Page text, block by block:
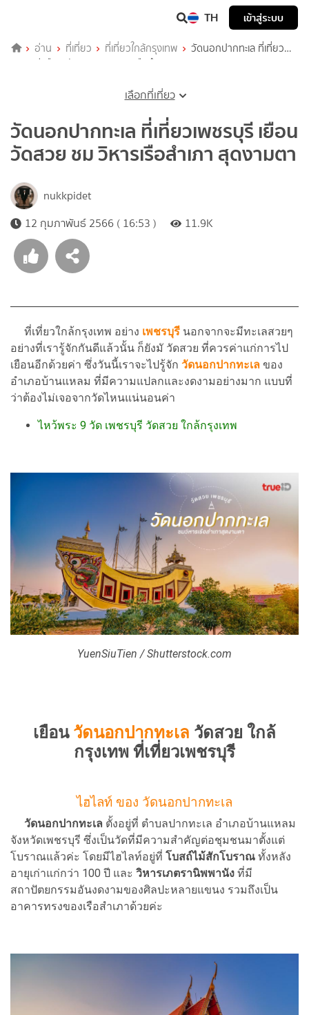
TH เข้าสู่ระบบ
อ่าน ที่เที่ยว ที่เที่ยวใกล้กรุงเทพ
วัดนอกปากทะเล ที่เที่ยว
เพชรบุรี เยือน วัดสวย ชม วิหารเรือสำเภา สุดงามตา
เลือกที่เที่ยว
วัดนอกปากทะเล ที่เที่ยวเพชรบุรี เยือน
วัดสวย ชม วิหารเรือสำเภา สุดงามตา
nukkpidet
12 กุมภาพันธ์ 2566 ( 16:53 )
11.9K
ที่เที่ยวใกล้กรุงเทพ อย่าง เพชรบุรี นอกจากจะมีทะเลสวยๆ
อย่างที่เรารู้จักกันดีแล้วนั้น ก็ยังมั วัดสวย ที่ควรค่าแก่การไป
เยือนอีกด้วยค่า ซึ่งวันนี้เราจะไปรู้จัก วัดนอกปากทะเล ของ
อำเภอบ้านแหลม ที่มีความแปลกและงดงามอย่างมาก แบบที่
ว่าต้องไม่เจอจากวัดไหนแน่นอนค่า
ไหว้พระ 9 วัด เพชรบุรี วัดสวย ใกล้กรุงเทพ
YuenSiuTien / Shutterstock.com
เยือน วัดนอกปากทะเล วัดสวย ใกล้
กรุงเทพ ที่เที่ยวเพชรบุรี
ไฮไลท์ ของ วัดนอกปากทะเล
วัดนอกปากทะเล ตั้งอยู่ที่ ตำบลปากทะเล อำเภอบ้านแหลม
จังหวัดเพชรบุรี ซึ่งเป็นวัดที่มีความสำคัญต่อชุมชนมาตั้งแต่
โบราณแล้วค่ะ โดยมีไฮไลท์อยู่ที่ โบสถ์ไม้สักโบราณ ทั้งหลัง
อายุเก่าแก่กว่า 100 ปี และ วิหารเภตรานิพพานัง ที่มี
สถาปัตยกรรมอันงดงามของศิลปะหลายแขนง รวมถึงเป็น
อาคารทรงของเรือสำเภาด้วยค่ะ